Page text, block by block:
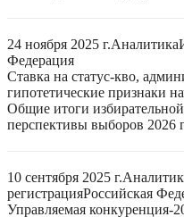
24 ноября 2025 г.Аналитика
Федерация
Ставка на статус-кво,
гипотетические признаки
Общие итоги
перспективы выборов 2026
10 сентября 2025 г.
регистрацияРоссийская
Управляемая конкуренция-